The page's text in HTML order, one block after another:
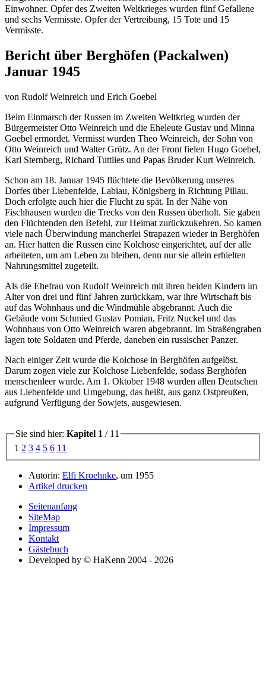
Einwohner. Opfer des Zweiten Weltkrieges wurden fünf Gefallene
und sechs Vermisste. Opfer der Vertreibung, 15 Tote und 15
Vermisste.
Bericht über Berghöfen (Packalwen)
Januar 1945
von Rudolf Weinreich und Erich Goebel
Beim Einmarsch der Russen im Zweiten Weltkrieg wurden der
Bürgermeister Otto Weinreich und die Eheleute Gustav und Minna
Goebel ermordet. Vermisst wurden Theo Weinreich, der Sohn von
Otto Weinreich und Walter Grütz. An der Front fielen Hugo Goebel,
Karl Sternberg, Richard Tuttlies und Papas Bruder Kurt Weinreich.
Schon am 18. Januar 1945 flüchtete die Bevölkerung unseres
Dorfes über Liebenfelde, Labiau, Königsberg in Richtung Pillau.
Doch erfolgte auch hier die Flucht zu spät. In der Nähe von
Fischhausen wurden die Trecks von den Russen überholt. Sie gaben
den Flüchtenden den Befehl, zur Heimat zurückzukehren. So kamen
viele nach Überwindung mancherlei Strapazen wieder in Berghöfen
an. Hier hatten die Russen eine Kolchose eingerichtet, auf der alle
arbeiteten, um am Leben zu bleiben, denn nur sie allein erhielten
Nahrungsmittel zugeteilt.
Als die Ehefrau von Rudolf Weinreich mit ihren beiden Kindern im
Alter von drei und fünf Jahren zurückkam, war ihre Wirtschaft bis
auf das Wohnhaus und die Windmühle abgebrannt. Auch die
Gebäude vom Schmied Gustav Pomian, Fritz Nuckel und das
Wohnhaus von Otto Weinreich waren abgebrannt. Im Straßengraben
lagen tote Soldaten und Pferde, daneben ein russischer Panzer.
Nach einiger Zeit wurde die Kolchose in Berghöfen aufgelöst.
Darum zogen viele zur Kolchose Liebenfelde, sodass Berghöfen
menschenleer wurde. Am 1. Oktober 1948 wurden allen Deutschen
aus Liebenfelde und Umgebung, das heißt, aus ganz Ostpreußen,
aufgrund Verfügung der Sowjets, ausgewiesen.
Sie sind hier: Kapitel 1 / 11
1 2 3 4 5 6 11
Autorin: Elfi Kroehnke, um 1955
Artikel drucken
Seitenanfang
SiteMap
Impressum
Kontakt
Gästebuch
Developed by © HaKenn 2004 - 2026